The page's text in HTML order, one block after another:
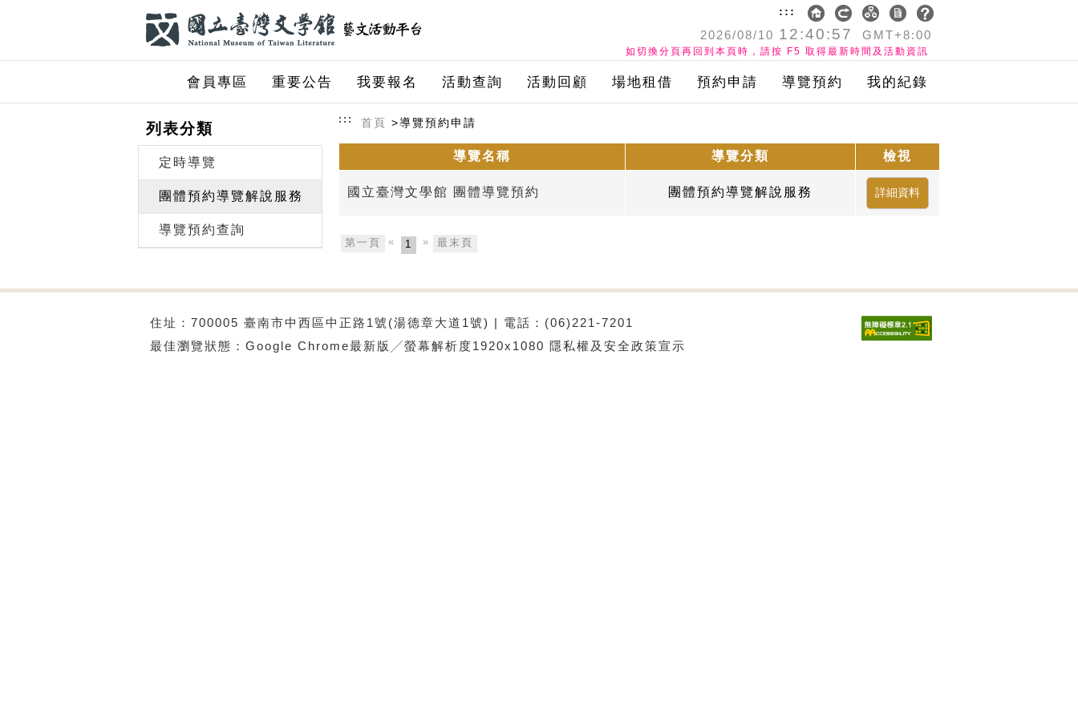
前往首頁
:::
2026/08/10 12:40:57 GMT+8:00
如切換分頁再回到本頁時，請按 F5 取得最新時間及活動資訊
會員專區 重要公告 我要報名 活動查詢 活動回顧 場地租借 預約申請 導覽預約 我的紀錄
列表分類
定時導覽
團體預約導覽解說服務
導覽預約查詢
::: 首頁 >導覽預約申請
導覽名稱 導覽分類 檢視
國立臺灣文學館 團體導覽預約 團體預約導覽解說服務
第一頁 « 1 » 最末頁
住址：700005 臺南市中西區中正路1號(湯德章大道1號) | 電話：(06)221-7201
最佳瀏覽狀態：Google Chrome最新版╱螢幕解析度1920x1080 隱私權及安全政策宣示